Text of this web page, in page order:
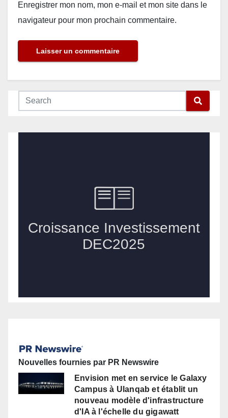
Enregistrer mon nom, mon e-mail et mon site dans le
navigateur pour mon prochain commentaire.
Nouvelles fournies par PR Newswire
Envision met en service le Galaxy
Campus à Ulanqab et établit un
nouveau modèle d'infrastructure
d'IA à l'échelle du gigawatt